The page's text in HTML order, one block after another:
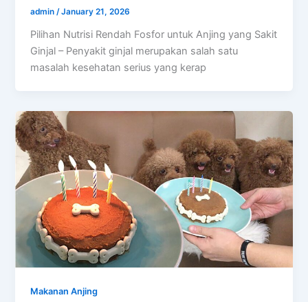
admin/January 21, 2026
Pilihan Nutrisi Rendah Fosfor untuk Anjing yang Sakit
Ginjal – Penyakit ginjal merupakan salah satu
masalah kesehatan serius yang kerap
Makanan Anjing